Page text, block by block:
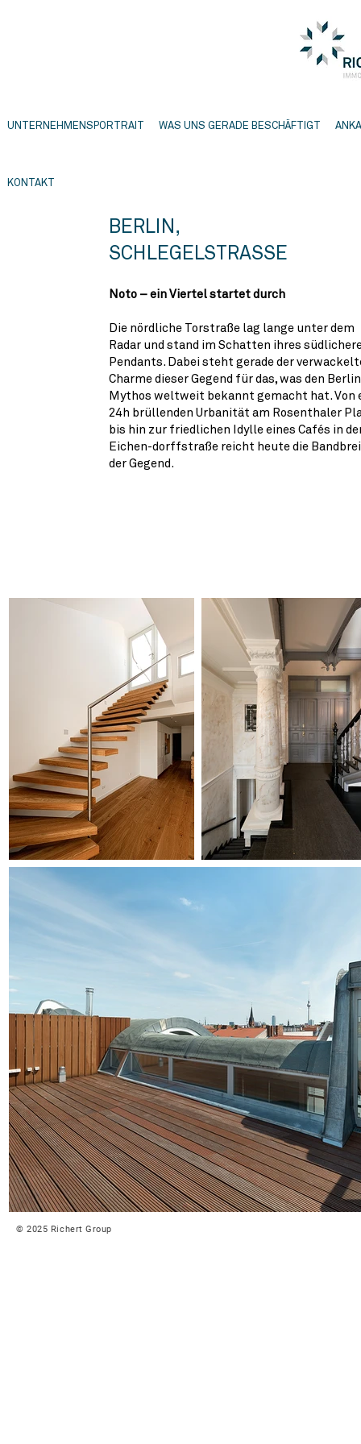
UNTERNEHMENSPORTRAIT WAS UNS GERADE BESCHÄFTIGT
KONTAKT
BERLIN,
SCHLEGELSTRASSE
Noto – ein Viertel startet durch
Die nördliche Torstraße lag lange unter dem
Radar und stand im Schatten ihres
Pendants. Dabei steht gerade der
Charme dieser Gegend für das, was den
Mythos weltweit bekannt gemacht hat. Von
24h brüllenden Urbanität am Rosenthaler
bis hin zur friedlichen Idylle eines Cafés in
Eichen-dorffstraße reicht heute die
der Gegend.
© 2025 Richert Group